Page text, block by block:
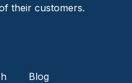
their customers.
Blog